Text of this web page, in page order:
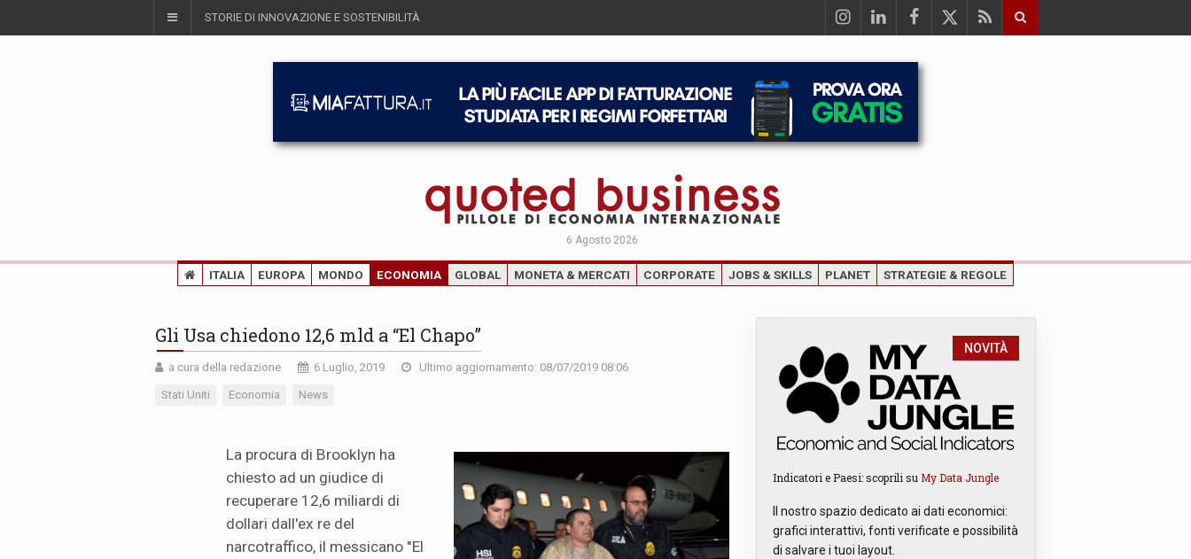
STORIE DI INNOVAZIONE E SOSTENIBILITÀ
6 Agosto 2026
ITALIA EUROPA MONDO ECONOMIA GLOBAL MONETA & MERCATI CORPORATE JOBS & SKILLS PLANET STRATEGIE & REGOLE
Gli Usa chiedono 12,6 mld a “El Chapo”
a cura della redazione 6 Luglio, 2019 Ultimo aggiornamento: 08/07/2019 08:06
Stati Uniti Economia News
La procura di Brooklyn ha
chiesto ad un giudice di
recuperare 12,6 miliardi di
dollari dall'ex re del
narcotraffico, il messicano "El
NOVITÀ
Indicatori e Paesi: scoprili su My Data Jungle
Il nostro spazio dedicato ai dati economici:
grafici interattivi, fonti verificate e possibilità
di salvare i tuoi layout.